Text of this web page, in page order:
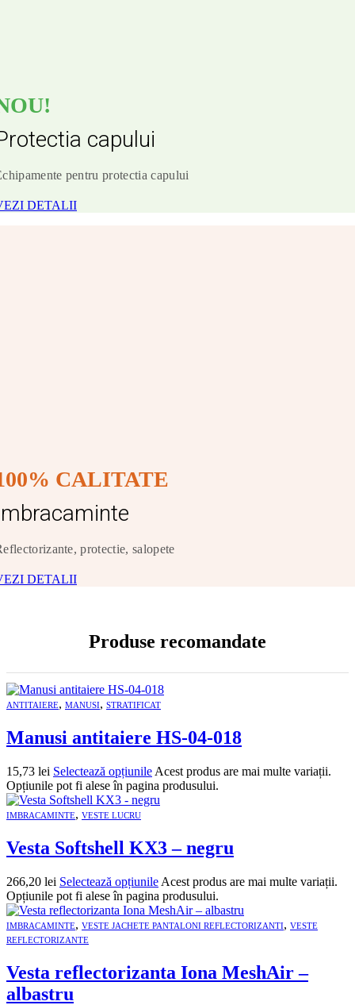
capului
pentru protectia capului
DETALII
CALITATE
protectie, salopete
DETALII
Produse recomandate
ANTITAIERE, MANUSI, STRATIFICAT
Manusi antitaiere HS-04-018
15,73 lei Selectează opțiunile Acest produs are mai multe variații.
Opțiunile pot fi alese în pagina produsului.
IMBRACAMINTE, VESTE LUCRU
Vesta Softshell KX3 – negru
266,20 lei Selectează opțiunile Acest produs are mai multe variații.
Opțiunile pot fi alese în pagina produsului.
IMBRACAMINTE, VESTE JACHETE PANTALONI REFLECTORIZANTI, VESTE
REFLECTORIZANTE
Vesta reflectorizanta Iona MeshAir –
albastru